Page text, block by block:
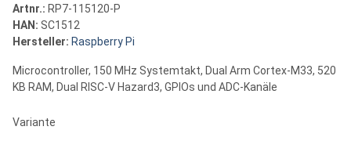
Artnr.: RP7-115120-P
HAN: SC1512
Hersteller: Raspberry Pi
Microcontroller, 150 MHz Systemtakt, Dual Arm Cortex-M33, 520
KB RAM, Dual RISC-V Hazard3, GPIOs und ADC-Kanäle
Variante